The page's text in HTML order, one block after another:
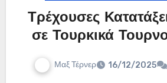
Τρέχουσες
σε Τουρκικά
Μαξ Τέρνερ 16/12/2025